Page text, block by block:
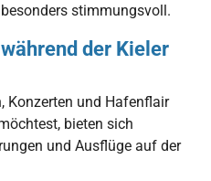
stimmungsvoll.
der Kieler
Konzerten und Hafenflair
bieten sich
und Ausflüge auf der